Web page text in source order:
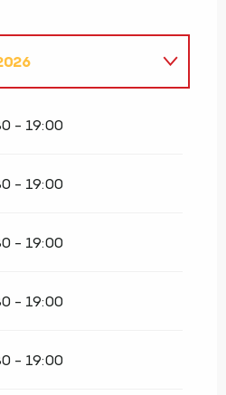
au18 décembre
- 19:00
- 19:00
- 19:00
- 19:00
- 19:00